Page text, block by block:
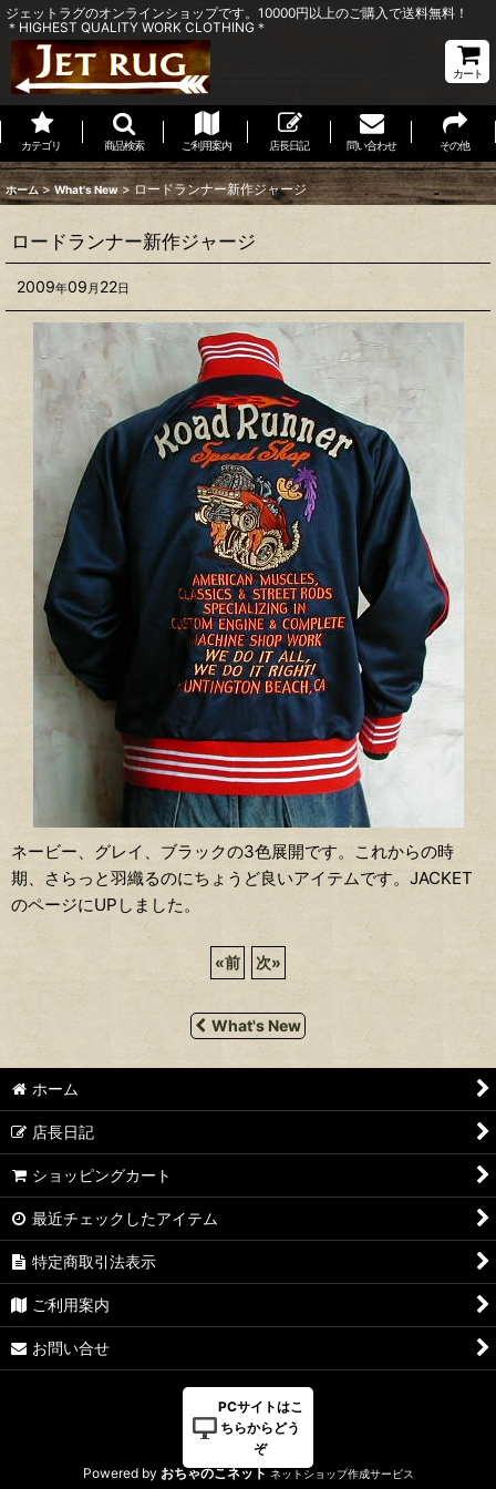
ジェットラグのオンラインショップです。10000円以上のご購入で送料無料！
＊HIGHEST QUALITY WORK CLOTHING＊
カート
カテゴリ 商品検索 ご利用案内 店長日記 問い合わせ その他
ホーム > What's New > ロードランナー新作ジャージ
ロードランナー新作ジャージ
2009年09 月 22日
ネービー、グレイ、ブラックの3色展開です。これからの時
期、さらっと羽織るのにちょうど良いアイテムです。JACKET
のページにUPしました。
«前 次»
What's New
ホーム
店長日記
ショッピングカート
最近チェックしたアイテム
特定商取引法表示
ご利用案内
お問い合せ
PCサイトはこ
ちらからどう
ぞ
Powered by おちゃのこネット ネットショップ作成サービス